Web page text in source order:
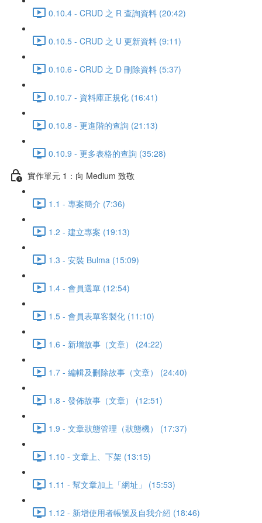
0.10.4 - CRUD 之 R 查詢資料 (20:42)
0.10.5 - CRUD 之 U 更新資料 (9:11)
0.10.6 - CRUD 之 D 刪除資料 (5:37)
0.10.7 - 資料庫正規化 (16:41)
0.10.8 - 更進階的查詢 (21:13)
0.10.9 - 更多表格的查詢 (35:28)
實作單元 1：向 Medium 致敬
1.1 - 專案簡介 (7:36)
1.2 - 建立專案 (19:13)
1.3 - 安裝 Bulma (15:09)
1.4 - 會員選單 (12:54)
1.5 - 會員表單客製化 (11:10)
1.6 - 新增故事（文章） (24:22)
1.7 - 編輯及刪除故事（文章） (24:40)
1.8 - 發佈故事（文章） (12:51)
1.9 - 文章狀態管理（狀態機） (17:37)
1.10 - 文章上、下架 (13:15)
1.11 - 幫文章加上「網址」 (15:53)
1.12 - 新增使用者帳號及自我介紹 (18:46)